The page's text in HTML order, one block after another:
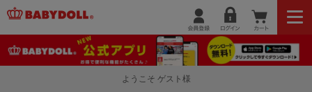
ようこそ ゲスト様